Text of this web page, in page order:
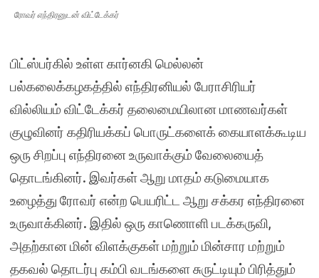
ரோவர் எந்திரனுடன் விட்டேக்கர்
பிட்ஸ்பர்கில் உள்ள கார்னகி மெல்லன்
பல்கலைக்கழகத்தில் எந்திரனியல் பேராசிரியர்
வில்லியம் விட்டேக்கர் தலைமையிலான மாணவர்கள்
குழுவினர் கதிரியக்கப் பொருட்களைக் கையாளக்கூடிய
ஒரு சிறப்பு எந்திரனை உருவாக்கும் வேலையைத்
தொடங்கினர். இவர்கள் ஆறு மாதம் கடுமையாக
உழைத்து ரோவர் என்ற பெயரிட்ட ஆறு சக்கர எந்திரனை
உருவாக்கினர். இதில் ஒரு காணொளி படக்கருவி,
அதற்கான மின் விளக்குகள் மற்றும் மின்சார மற்றும்
தகவல் தொடர்பு கம்பி வடங்களை சுருட்டியும் பிரித்தும்